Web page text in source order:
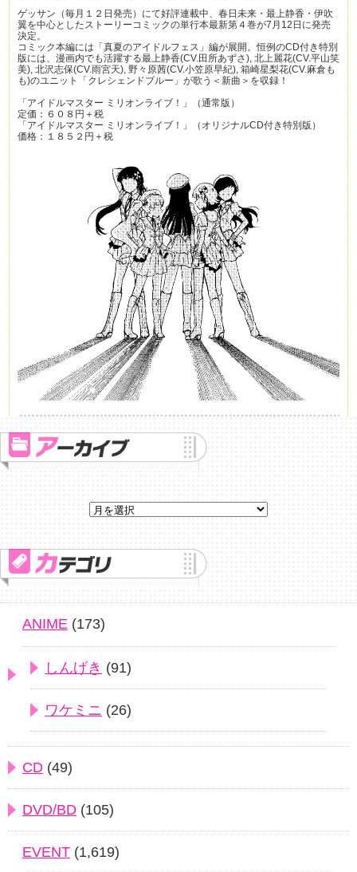
ゲッサン（毎月１２日発売）にて好評連載中、春日未来・最上静香・伊吹
翼を中心としたストーリーコミックの単行本最新第４巻が7月12日に発売
決定。
コミック本編には「真夏のアイドルフェス」編が展開。恒例のCD付き特別
版には、漫画内でも活躍する最上静香(CV.田所あずさ), 北上麗花(CV.平山笑
美), 北沢志保(CV.雨宮天), 野々原茜(CV.小笠原早紀), 箱崎星梨花(CV.麻倉も
も)のユニット「クレシェンドブルー」が歌う＜新曲＞を収録！
「アイドルマスター ミリオンライブ！」（通常版）
定価：６０８円＋税
「アイドルマスター ミリオンライブ！」（オリジナルCD付き特別版）
価格：１８５２円＋税
ANIME (173)
しんげき (91)
ワケミニ (26)
CD (49)
DVD/BD (105)
EVENT (1,619)